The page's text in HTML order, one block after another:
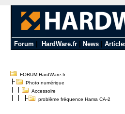
Forum HardWare.fr| News|
FORUM HardWare.fr
Photo numérique
Accessoire
problème fréquence Hama CA-2